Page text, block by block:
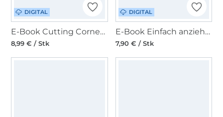
DIGITAL
E-Book Cutting Corners Design Handtasche Lorena
8,99 € / Stk
DIGITAL
E-Book Einfach anziehend Tasche Mein treuer Begleiter
7,90 € / Stk